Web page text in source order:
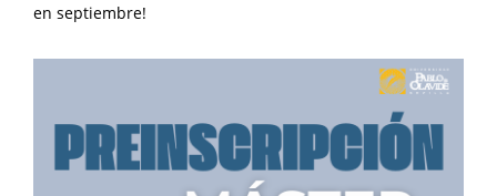
en septiembre!